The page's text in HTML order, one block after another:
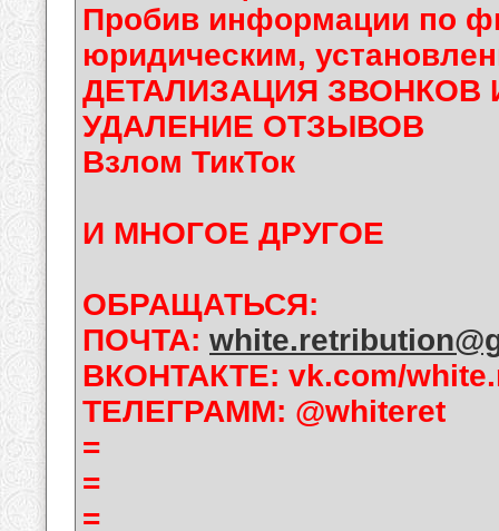
Пробив информации по
юридическим,
ДЕТАЛИЗАЦИЯ ЗВОНКОВ
УДАЛЕНИЕ ОТЗЫВОВ
Взлом ТикТок
И МНОГОЕ ДРУГОЕ
ОБРАЩАТЬСЯ:
ПОЧТА:
ВКОНТАКТЕ: vk.com/
ТЕЛЕГРАММ: @whiteret
=
=
=